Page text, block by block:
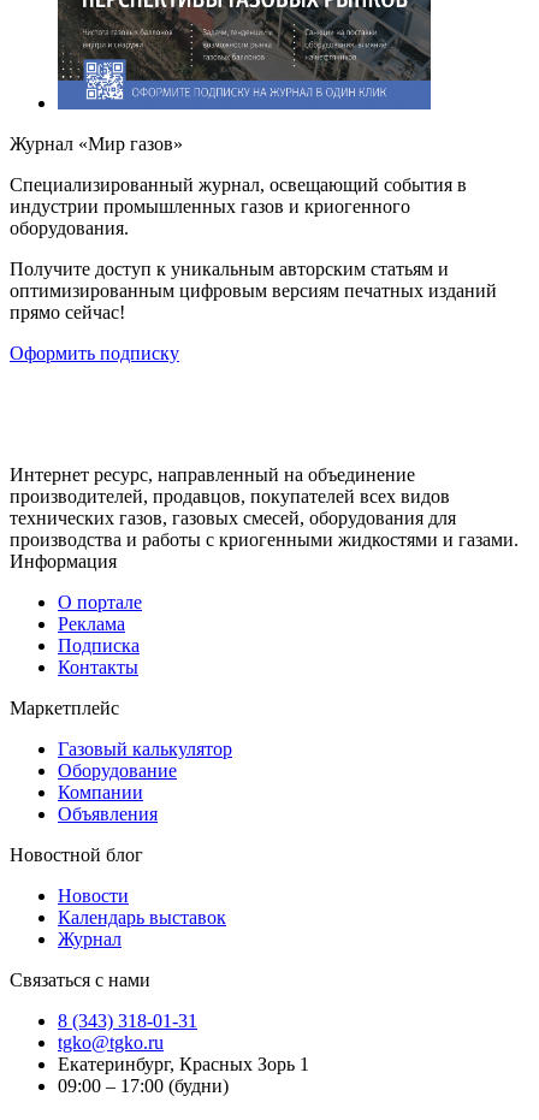
Журнал «Мир газов»
Cпециализированный журнал, освещающий события в
индустрии промышленных газов и криогенного
оборудования.
Получите доступ к уникальным авторским статьям и
оптимизированным цифровым версиям печатных изданий
прямо сейчас!
Оформить подписку
Интернет ресурс, направленный на объединение
производителей, продавцов, покупателей всех видов
технических газов, газовых смесей, оборудования для
производства и работы с криогенными жидкостями и газами.
Информация
О портале
Реклама
Подписка
Контакты
Маркетплейс
Газовый калькулятор
Оборудование
Компании
Объявления
Новостной блог
Новости
Календарь выставок
Журнал
Связаться с нами
8 (343) 318-01-31
tgko@tgko.ru
Екатеринбург, Красных Зорь 1
09:00 – 17:00 (будни)